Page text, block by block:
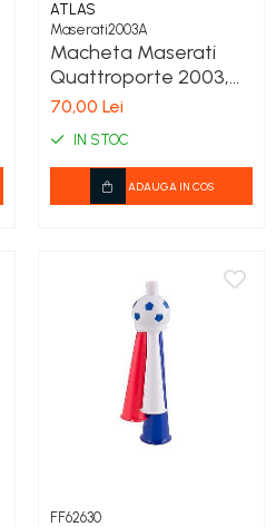
ATLAS
Maserati2003A
Macheta Maserati
Quattroporte 2003,
1:43
70,00 Lei
IN STOC
ADAUGA IN COS
FF62630